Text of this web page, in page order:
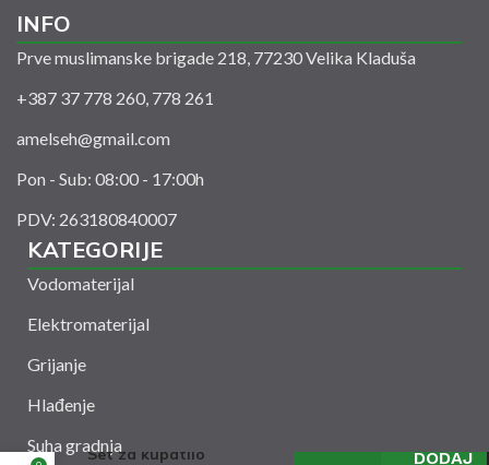
INFO
Prve muslimanske brigade 218, 77230 Velika Kladuša
+387 37 778 260, 778 261
amelseh@gmail.com
Pon - Sub: 08:00 - 17:00h
PDV: 263180840007
KATEGORIJE
Vodomaterijal
Elektromaterijal
Grijanje
Hlađenje
Suha gradnjaSet za kupatilo
DODAJ